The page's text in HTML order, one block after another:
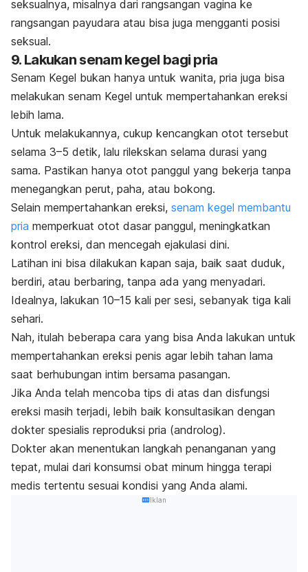
seksualnya, misalnya dari rangsangan vagina ke
rangsangan payudara atau bisa juga mengganti posisi
seksual.
9. Lakukan senam kegel bagi pria
Senam Kegel bukan hanya untuk wanita, pria juga bisa
melakukan senam Kegel untuk mempertahankan ereksi
lebih lama.
Untuk melakukannya, cukup kencangkan otot tersebut
selama 3–5 detik, lalu rilekskan selama durasi yang
sama. Pastikan hanya otot panggul yang bekerja tanpa
menegangkan perut, paha, atau bokong.
Selain mempertahankan ereksi, senam kegel membantu
pria memperkuat otot dasar panggul, meningkatkan
kontrol ereksi, dan mencegah ejakulasi dini.
Latihan ini bisa dilakukan kapan saja, baik saat duduk,
berdiri, atau berbaring, tanpa ada yang menyadari.
Idealnya, lakukan 10–15 kali per sesi, sebanyak tiga kali
sehari.
Nah, itulah beberapa cara yang bisa Anda lakukan untuk
mempertahankan ereksi penis agar lebih tahan lama
saat berhubungan intim bersama pasangan.
Jika Anda telah mencoba tips di atas dan disfungsi
ereksi masih terjadi, lebih baik konsultasikan dengan
dokter spesialis reproduksi pria (androlog).
Dokter akan menentukan langkah penanganan yang
tepat, mulai dari konsumsi obat minum hingga terapi
medis tertentu sesuai kondisi yang Anda alami.
Iklan